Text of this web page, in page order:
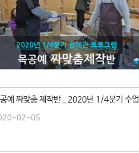
예 짜맞춤 제작반 _ 2020년 1/4분기 수업
02-05